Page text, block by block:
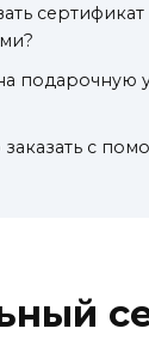
подарочную
с